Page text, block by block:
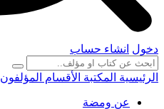
دخول انشاء حساب
الرئيسية المكتبة الأقسام المؤلفون
عن ومضة